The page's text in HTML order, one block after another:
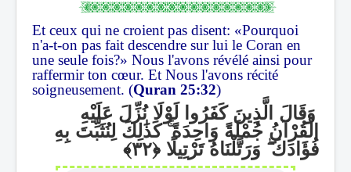
Et ceux qui ne croient pas disent: «Pourquoi
n'a-t-on pas fait descendre sur lui le Coran en
une seule fois?» Nous l'avons révélé ainsi pour
raffermir ton cœur. Et Nous l'avons récité
soigneusement. (Quran 25:32)
وَقَالَ الَّذِينَ كَفَرُوا لَوْلَا نُزِّلَ عَلَيْهِ
الْقُرْآنُ جُمْلَةً وَاحِدَةًۚكَذَٰلِكَ لِنُثَبِّتَ بِهِ
فُؤَادَكَۖ وَرَتَّلْنَاهُ تَرْتِيلًا